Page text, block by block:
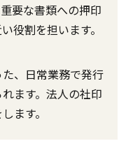
要な書類への押印
役割を担います。
、日常業務で発行
ます。法人の社印
ます。